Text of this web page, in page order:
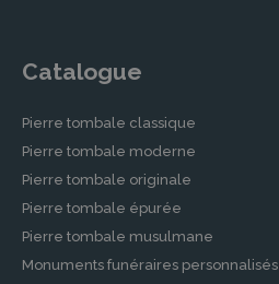
Catalogue
Pierre tombale classique
Pierre tombale moderne
Pierre tombale originale
Pierre tombale épurée
Pierre tombale musulmane
Monuments funéraires personnalisés